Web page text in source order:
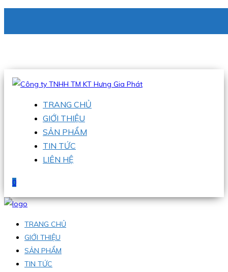
Hotline:0938 336 079
TRANG CHỦ
GIỚI THIỆU
SẢN PHẨM
TIN TỨC
LIÊN HỆ
0
TRANG CHỦ
GIỚI THIỆU
SẢN PHẨM
TIN TỨC